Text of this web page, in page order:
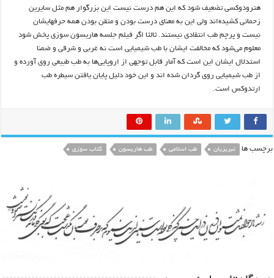
هترودوکسی تضعیف شود که این هم درست نیست این بزرگوار هم مثل سایرین
زحماتی کشیده‌اند ولی این به معنای درست بودن و متقن بودن همه حرفهایشان
نیست و پرچم طب انتقادی نیستند. ثالثا اگر فیلم جلسه هاریسون سوزی پخش شود
معلوم می‌شود که مخالفت ایشان با طب شیمیایی است نه غربی و شرقی و ضمنا
استدلال ایشان این است که آمار قابل توجهی از اروپایی‌ها به طب طبیعی روی آورده و
از طب شیمیایی روی گردان شده اند و این خود دلیل پایان یافتن سیطره طب
ارتدوکس است.
برچسب ها تبریزیان طب اسلامی طب هاریسون کتاب سوزی